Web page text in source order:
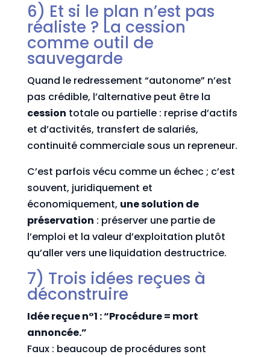
6) Et si le plan n’est pas
réaliste ? La cession
comme outil de
sauvegarde
Quand le redressement “autonome” n’est
pas crédible, l’alternative peut être la
cession totale ou partielle : reprise d’actifs
et d’activités, transfert de salariés,
continuité commerciale sous un repreneur.
C’est parfois vécu comme un échec ; c’est
souvent, juridiquement et
économiquement, une solution de
préservation : préserver une partie de
l’emploi et la valeur d’exploitation plutôt
qu’aller vers une liquidation destructrice.
7) Trois idées reçues à
déconstruire
Idée reçue n°1 : “Procédure = mort
annoncée.”
Faux : beaucoup de procédures sont